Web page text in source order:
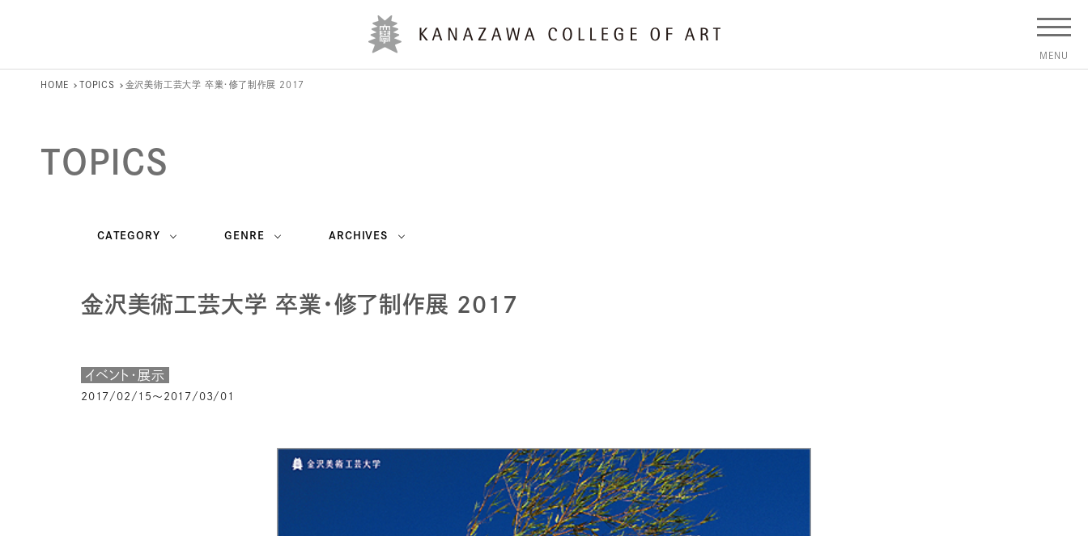
HOME TOPICS 金沢美術工芸大学 卒業・修了制作展 2017
TOPICS
CATEGORY GENRE ARCHIVES
金沢美術工芸大学 卒業・修了制作展 2017
イベント・展示
2017/02/15～2017/03/01